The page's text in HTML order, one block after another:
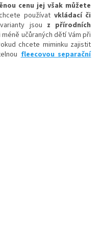
cenu jej však můžete
používat vkládací či
jsou z přírodních
méně učůraných dětí Vám při
chcete miminku zajistit
fleecovou separační